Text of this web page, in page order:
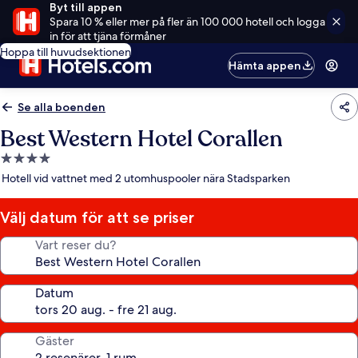
Byt till appen
Spara 10 % eller mer på fler än 100 000 hotell och logga
in för att tjäna förmåner
Hoppa till huvudsektionen
Hämta appen
Se alla boenden
Best Western Hotel Corallen
4.0-
stjärnigt
Hotell vid vattnet med 2 utomhuspooler nära Stadsparken
Välj datum för att se priser
Vart reser du?
Datum
Gäster